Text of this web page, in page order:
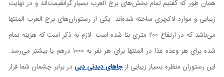
همان طور که گفتیم تمام بخش‌های برج العرب بسیار گرانقیمت‌اند و در نهایت
زیبایی و موارد لاکچری ساخته شده‌اند. یکی از رستوران‌های برج العرب المنتها
می‌باشد که در ارتفاع ۲۰۰ متری بنا شده است. لازم به ذکر است که هزینه تمام
شده برای هر وعده غذا در المنتها برای هر نفر به ۱۰۰۰ درهم یا بیشتر می‌رسد.
این رستوران منظره بسیار زیبایی ازجاهای دیدنی دبی در برابر چشمان شما قرار